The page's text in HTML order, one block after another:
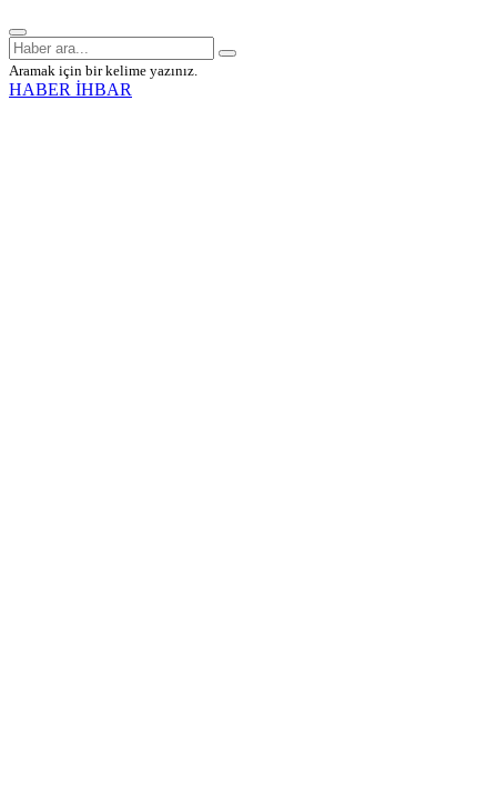
Aramak için bir kelime yazınız.
HABER İHBAR